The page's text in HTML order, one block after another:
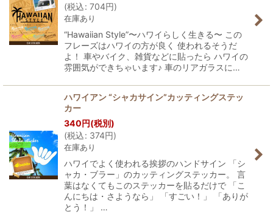
(税込: 704円)
在庫あり
“Hawaiian Style”〜ハワイらしく生きる〜 この
フレーズはハワイの方が良く 使われるそうだ
よ！ 車やバイク、雑貨などに貼ったら ハワイの
雰囲気ができちゃいます♪ 車のリアガラスに…
ハワイアン “シャカサイン”カッティングステッ
カー
340円(税別)
(税込: 374円)
在庫あり
ハワイでよく使われる挨拶のハンドサイン 「シ
ャカ・ブラー」のカッティングステッカー。 言
葉はなくてもこのステッカーを貼るだけで 「こ
んにちは・さようなら」 「すごい！」 「ありが
とう！」 …